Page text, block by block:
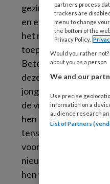
gezinnen in een
en
het niet helpt als
toepassen zonder de
Beter Samen/ExpEx,
deze kennis
jongeren en ouders
de vraag hoe de
hen specifiek te
tenslotte hulp die
voortdurend een
nieuwsgierig blijven
hen werkt wat je doet.
partners process
trackers are
menu to change
the bottom of the
Privacy Policy.
Would you rather
about you as a person
We and our
Use precise
information on a
audience research
List of Partners